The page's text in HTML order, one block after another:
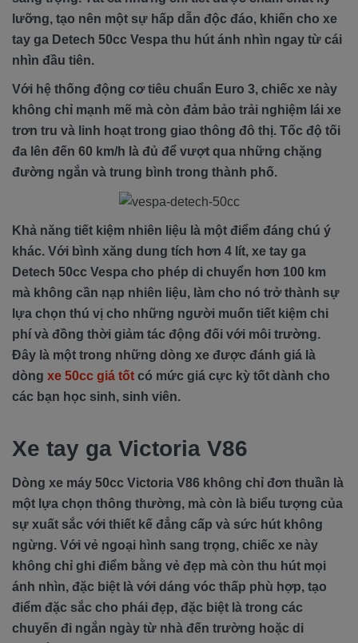
lưỡng, tạo nên một sự hấp dẫn độc đáo, khiến cho xe
tay ga Detech 50cc Vespa thu hút ánh nhìn ngay từ cái
nhìn đầu tiên.
Với hệ thống động cơ tiêu chuẩn Euro 3, chiếc xe này
không chỉ mạnh mẽ mà còn đảm bảo trải nghiệm lái xe
trơn tru và linh hoạt trong giao thông đô thị. Tốc độ tối
đa lên đến 60 km/h là đủ để vượt qua những chặng
đường ngắn và trung bình trong thành phố.
Khả năng tiết kiệm nhiên liệu là một điểm đáng chú ý
khác. Với bình xăng dung tích hơn 4 lít, xe tay ga
Detech 50cc Vespa cho phép di chuyển hơn 100 km
mà không cần nạp nhiên liệu, làm cho nó trở thành sự
lựa chọn thú vị cho những người muốn tiết kiệm chi
phí và đồng thời giảm tác động đối với môi trường.
Đây là một trong những dòng xe được đánh giá là
dòng xe 50cc giá tốt có mức giá cực kỳ tốt dành cho
các bạn học sinh, sinh viên.
Xe tay ga Victoria V86
Dòng xe máy 50cc Victoria V86 không chỉ đơn thuần là
một lựa chọn thông thường, mà còn là biểu tượng của
sự xuất sắc với thiết kế đẳng cấp và sức hút không
ngừng. Với vẻ ngoại hình sang trọng, chiếc xe này
không chỉ ghi điểm bằng vẻ đẹp mà còn thu hút mọi
ánh nhìn, đặc biệt là với dáng vóc thấp phù hợp, tạo
điểm đặc sắc cho phái đẹp, đặc biệt là trong các
chuyến đi ngắn ngày từ nhà đến trường hoặc di